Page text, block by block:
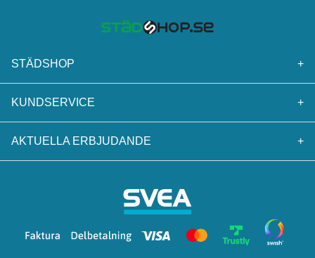
STÄDSHOP +
KUNDSERVICE +
AKTUELLA ERBJUDANDE +